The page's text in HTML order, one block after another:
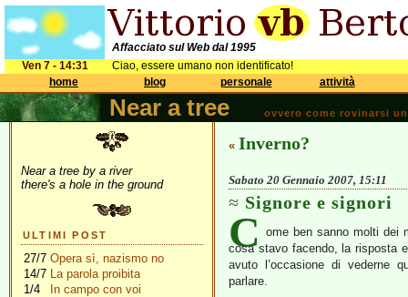
Affacciato sul Web dal 1995
Ven 7 - 14:31
Ciao, essere umano non identificato!
home
blog personale attività
Near a tree ovvero come rovinarsi
Near a tree by a river
there's a hole in the ground
ULTIMI POST
27/7 Opera sì, nazismo no
14/7 La parola proibita
1/4
In campo con voi
« Inverno?
Sabato 20 Gennaio 2007, 15:11
Signore e signori
C
ome ben sanno molti dei
cosa stavo facendo, la risposta
avuto l’occasione di vederne
parlare.